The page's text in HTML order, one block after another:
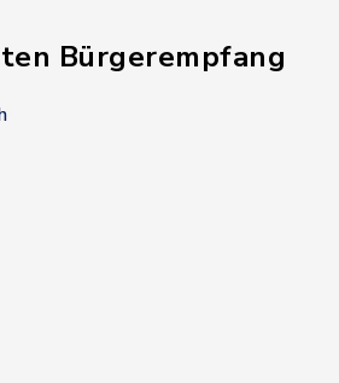
Bürgerempfang